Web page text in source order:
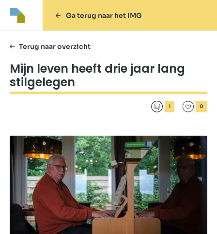
Ga terug naar het IMG
Terug naar overzicht
Mijn leven heeft drie jaar lang
stilgelegen
1 0